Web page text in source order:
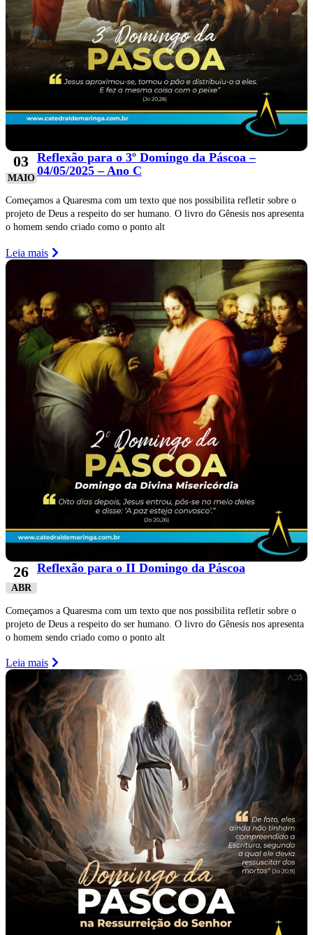
03
MAIO
Reflexão para o 3º Domingo da Páscoa –
04/05/2025 – Ano C
Começamos a Quaresma com um texto que nos possibilita refletir sobre o
projeto de Deus a respeito do ser humano. O livro do Gênesis nos apresenta
o homem sendo criado como o ponto alt
Leia mais
26
ABR
Reflexão para o II Domingo da Páscoa
Começamos a Quaresma com um texto que nos possibilita refletir sobre o
projeto de Deus a respeito do ser humano. O livro do Gênesis nos apresenta
o homem sendo criado como o ponto alt
Leia mais